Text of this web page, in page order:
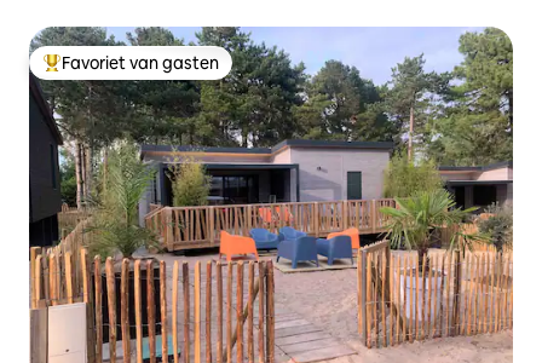
Topfavoriet van gasten
Favoriet van gasten